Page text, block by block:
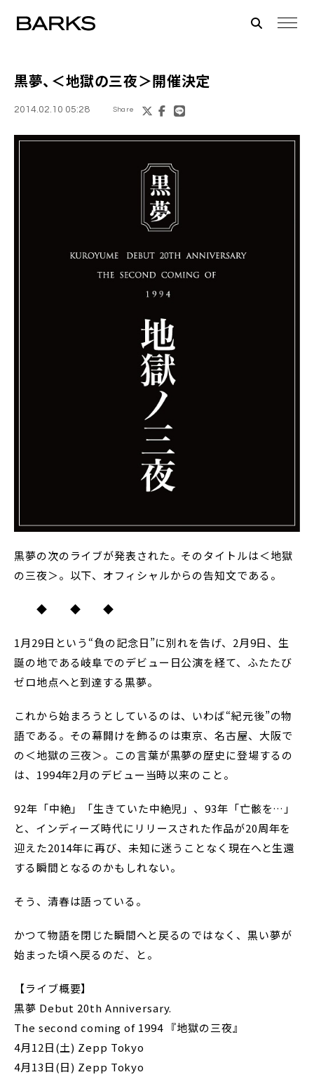
黒夢、＜地獄の三夜＞開催決定
2014.02.10 05:28 Share
黒夢の次のライブが発表された。そのタイトルは＜地獄
の三夜＞。以下、オフィシャルからの告知文である。
◆ ◆ ◆
1月29日という“負の記念日”に別れを告げ、2月9日、生
誕の地である岐阜でのデビュー日公演を経て、ふたたび
ゼロ地点へと到達する黒夢。
これから始まろうとしているのは、いわば“紀元後”の物
語である。その幕開けを飾るのは東京、名古屋、大阪で
の＜地獄の三夜＞。この言葉が黒夢の歴史に登場するの
は、1994年2月のデビュー当時以来のこと。
92年「中絶」「生きていた中絶児」、93年「亡骸を…」
と、インディーズ時代にリリースされた作品が20周年を
迎えた2014年に再び、未知に迷うことなく現在へと生還
する瞬間となるのかもしれない。
そう、清春は語っている。
かつて物語を閉じた瞬間へと戻るのではなく、黒い夢が
始まった頃へ戻るのだ、と。
【ライブ概要】
黒夢 Debut 20th Anniversary.
The second coming of 1994 『地獄の三夜』
4月12日(土) Zepp Tokyo
4月13日(日) Zepp Tokyo